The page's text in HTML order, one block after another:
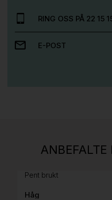
RING OSS PÅ 22 15
E-POST
ANBEFALTE
Pent brukt
Håg